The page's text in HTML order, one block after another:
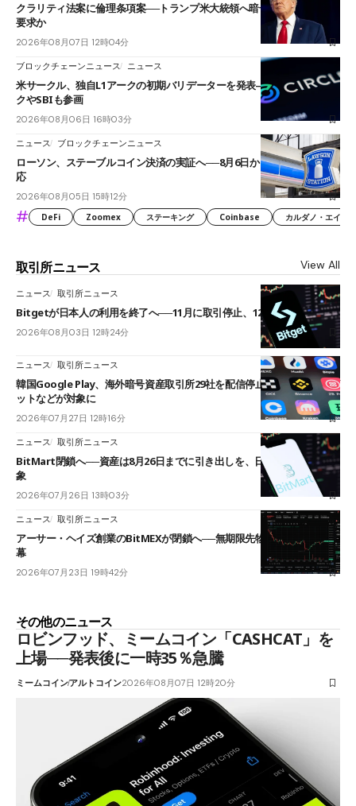
クラリティ法案に倫理条項案──トランプ米大統領へ暗号資産事業の売却
要求か
2026年08月07日 12時04分
ブロックチェーンニュース ニュース
米サークル、独自L1アークの初期バリデーターを発表――ブラックロッ
クやSBIも参画
2026年08月06日 16時03分
ニュース ブロックチェーンニュース
ローソン、ステーブルコイン決済の実証へ──8月6日からJPYCやUSDC対
応
2026年08月05日 15時12分
# DeFi Zoomex ステーキング Coinbase カルダノ・エイ
取引所ニュース View All
ニュース 取引所ニュース
Bitgetが日本人の利用を終了へ──11月に取引停止、12月末に強制決済
2026年08月03日 12時24分
ニュース 取引所ニュース
韓国Google Play、海外暗号資産取引所29社を配信停止──OKXやバイビ
ットなどが対象に
2026年07月27日 12時16分
ニュース 取引所ニュース
BitMart閉鎖へ──資産は8月26日までに引き出しを、日本人利用者も対
象
2026年07月26日 13時03分
ニュース 取引所ニュース
アーサー・ヘイズ創業のBitMEXが閉鎖へ──無期限先物を生んだ11年に
幕
2026年07月23日 19時42分
その他のニュース
ロビンフッド、ミームコイン「CASHCAT」を
上場──発表後に一時35％急騰
ミームコインアルトコイン2026年08月07日 12時20分